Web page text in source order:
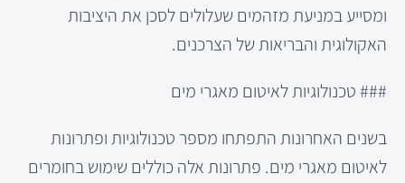
ומסייע במניעת מזהמים שעלולים לסכן את היציבות
האקולוגית והבריאות של הצרכנים.
### טכנולוגיות לאיטום מאגרי מים
בשנים האחרונות התפתחו מספר טכנולוגיות ופתרונות
לאיטום מאגרי מים. פתרונות אלה כוללים שימוש בחומרים